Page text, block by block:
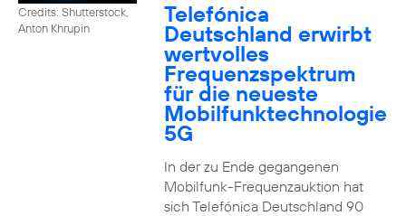
Credits: Shutterstock,
Anton Khrupin
Telefónica
Deutschland erwirbt
wertvolles
Frequenzspektrum
für die neueste
Mobilfunktechnologie
5G
In der zu Ende gegangenen
Mobilfunk-Frequenzauktion hat
sich Telefónica Deutschland 90